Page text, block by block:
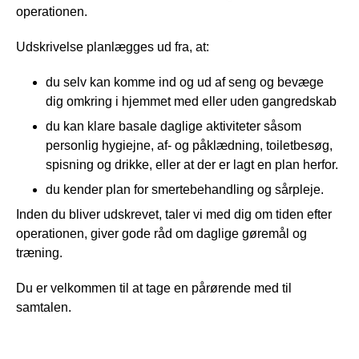
operationen.
Udskrivelse planlægges ud fra, at:
du selv kan komme ind og ud af seng og bevæge
dig omkring i hjemmet med eller uden gangredskab
du kan klare basale daglige aktiviteter såsom
personlig hygiejne, af- og påklædning, toiletbesøg,
spisning og drikke, eller at der er lagt en plan herfor.
du kender plan for smertebehandling og sårpleje.
Inden du bliver udskrevet, taler vi med dig om tiden efter
operationen, giver gode råd om daglige gøremål og
træning.
Du er velkommen til at tage en pårørende med til
samtalen.